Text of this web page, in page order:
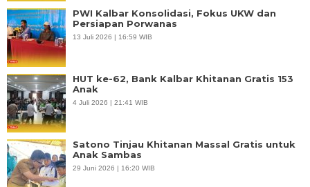
PWI Kalbar Konsolidasi, Fokus UKW dan
Persiapan Porwanas
13 Juli 2026 | 16:59 WIB
HUT ke-62, Bank Kalbar Khitanan Gratis 153
Anak
4 Juli 2026 | 21:41 WIB
Satono Tinjau Khitanan Massal Gratis untuk
Anak Sambas
29 Juni 2026 | 16:20 WIB